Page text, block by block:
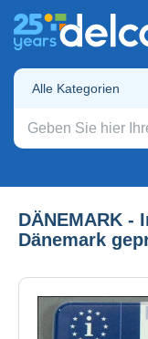
Alle Kategorien
DÄNEMARK -
Dänemark